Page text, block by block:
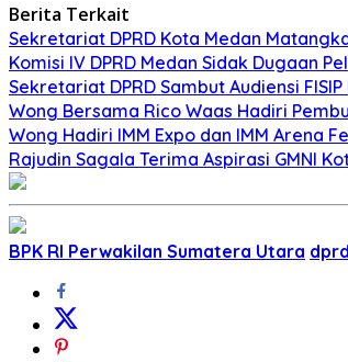
Berita Terkait
Sekretariat DPRD Kota Medan
Komisi IV DPRD Medan Sidak Dugaan
Sekretariat DPRD Sambut Audiensi FISIP
Wong Bersama Rico Waas Hadiri
Wong Hadiri IMM Expo dan IMM Arena
Rajudin Sagala Terima Aspirasi GMNI
BPK RI Perwakilan Sumatera Utara